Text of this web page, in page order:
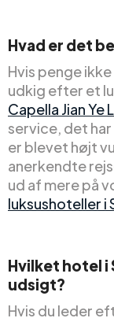
Hvad er det
Hvis penge
udkig efter et
Capella Jian Ye
service, det
er blevet højt
anerkendte
ud af mere på
luksushoteller i
Hvilket hotel i
udsigt?
Hvis du leder